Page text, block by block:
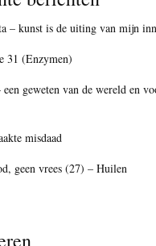
– kunst is de uiting van mijn
31 (Enzymen)
geweten van de wereld en
misdaad
geen vrees (27) – Huilen